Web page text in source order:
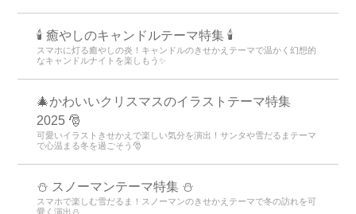
🕯️ 癒やしのキャンドルテーマ特集 🕯️
スマホに灯る癒やしの炎！キャンドルのきせかえテーマで温かく幻想的
なキャンドルナイトを楽しもう️✨️
🎄かわいいクリスマスのイラストテーマ特集
2025 🎅
可愛いイラストきせかえで楽しい気分を演出！サンタや雪だるまテーマ
で心温まる冬を過ごそう🎅
⛄ スノーマンテーマ特集 ⛄
スマホで楽しむ雪だるま！スノーマンのきせかえテーマで冬の訪れを可
愛く演出⛄